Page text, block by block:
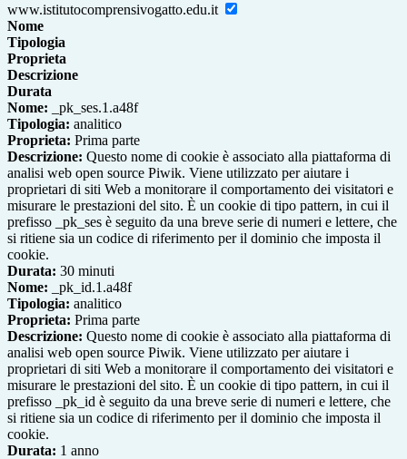
www.istitutocomprensivogatto.edu.it
Nome
Tipologia
Proprieta
Descrizione
Durata
Nome: _pk_ses.1.a48f
Tipologia: analitico
Proprieta: Prima parte
Descrizione: Questo nome di cookie è associato alla piattaforma di
analisi web open source Piwik. Viene utilizzato per aiutare i
proprietari di siti Web a monitorare il comportamento dei visitatori e
misurare le prestazioni del sito. È un cookie di tipo pattern, in cui il
prefisso _pk_ses è seguito da una breve serie di numeri e lettere, che
si ritiene sia un codice di riferimento per il dominio che imposta il
cookie.
Durata: 30 minuti
Nome: _pk_id.1.a48f
Tipologia: analitico
Proprieta: Prima parte
Descrizione: Questo nome di cookie è associato alla piattaforma di
analisi web open source Piwik. Viene utilizzato per aiutare i
proprietari di siti Web a monitorare il comportamento dei visitatori e
misurare le prestazioni del sito. È un cookie di tipo pattern, in cui il
prefisso _pk_id è seguito da una breve serie di numeri e lettere, che
si ritiene sia un codice di riferimento per il dominio che imposta il
cookie.
Durata: 1 anno